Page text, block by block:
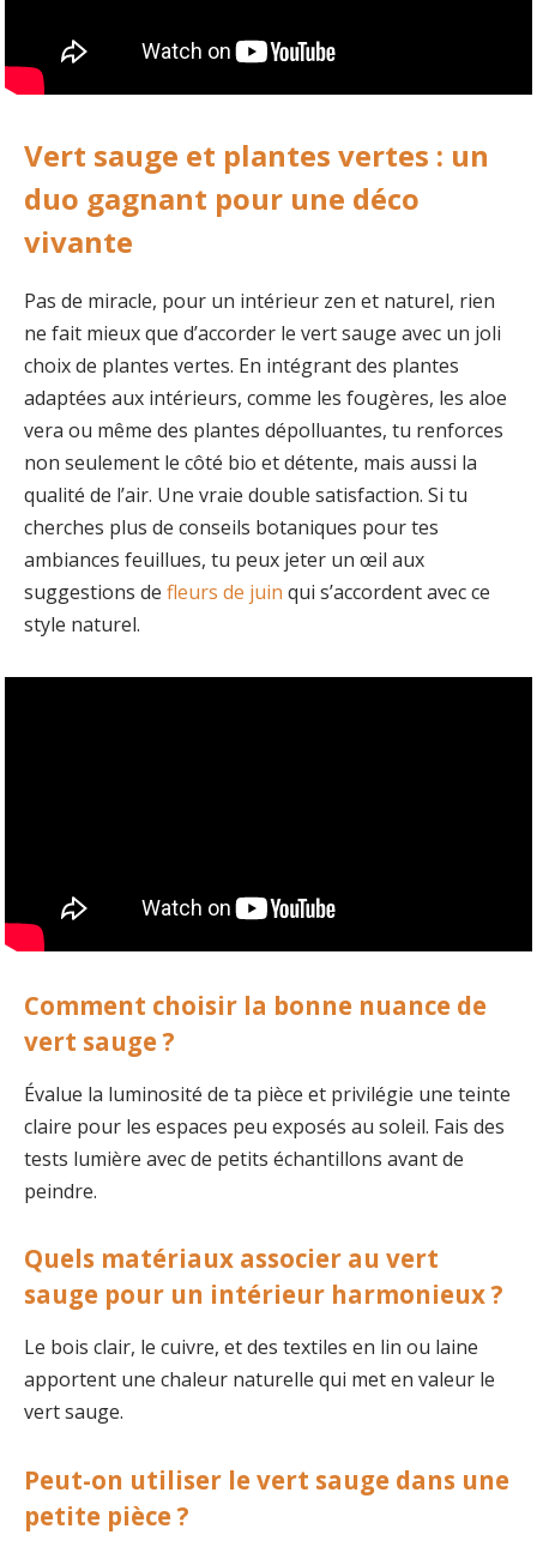
Vert sauge et plantes vertes : un
duo gagnant pour une déco
vivante
Pas de miracle, pour un intérieur zen et naturel, rien
ne fait mieux que d’accorder le vert sauge avec un joli
choix de plantes vertes. En intégrant des plantes
adaptées aux intérieurs, comme les fougères, les aloe
vera ou même des plantes dépolluantes, tu renforces
non seulement le côté bio et détente, mais aussi la
qualité de l’air. Une vraie double satisfaction. Si tu
cherches plus de conseils botaniques pour tes
ambiances feuillues, tu peux jeter un œil aux
suggestions de fleurs de juin qui s’accordent avec ce
style naturel.
Comment choisir la bonne nuance de
vert sauge ?
Évalue la luminosité de ta pièce et privilégie une teinte
claire pour les espaces peu exposés au soleil. Fais des
tests lumière avec de petits échantillons avant de
peindre.
Quels matériaux associer au vert
sauge pour un intérieur harmonieux ?
Le bois clair, le cuivre, et des textiles en lin ou laine
apportent une chaleur naturelle qui met en valeur le
vert sauge.
Peut-on utiliser le vert sauge dans une
petite pièce ?